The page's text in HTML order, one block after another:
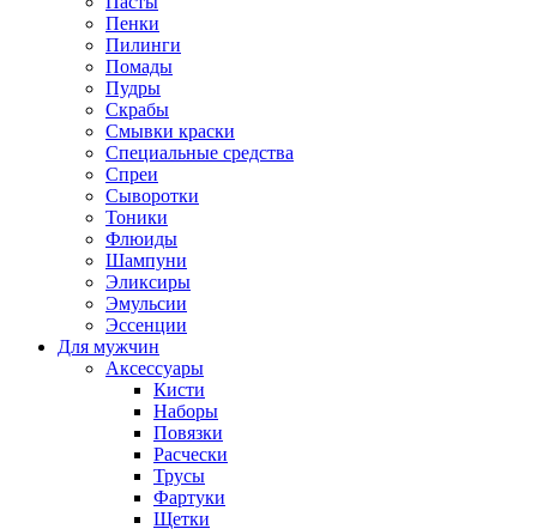
Пенки
Пилинги
Помады
Пудры
Скрабы
Смывки краски
Специальные средства
Спреи
Сыворотки
Тоники
Флюиды
Шампуни
Эликсиры
Эмульсии
Эссенции
Для мужчин
Аксессуары
Кисти
Наборы
Повязки
Расчески
Трусы
Фартуки
Щетки